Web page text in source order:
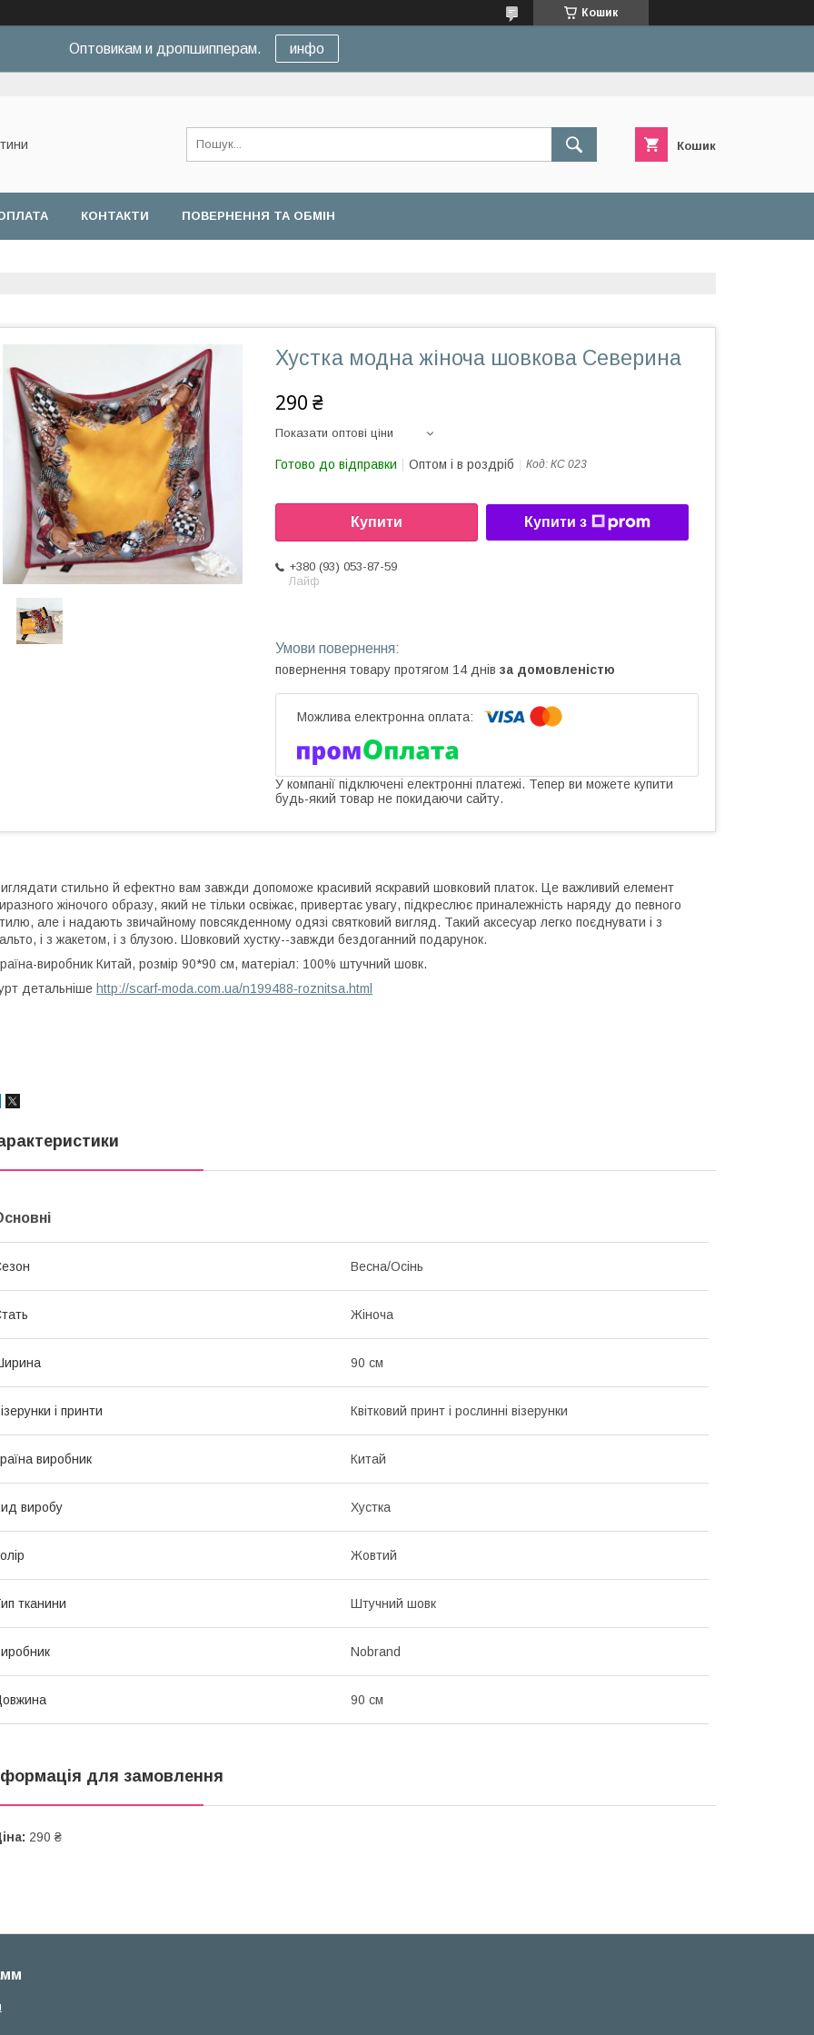
Кошик
Оптовикам и дропшипперам. инфо
Кошик
КОНТАКТИ ПОВЕРНЕННЯ ТА ОБМІН
Хустка модна жіноча шовкова Северина
290 ₴
Показати оптові ціни
Готово до відправки Оптом і в роздріб Код: КС 023
Купити Купити з
+380 (93) 053-87-59
Лайф
повернення товару протягом 14 днів за домовленістю
У компанії підключені електронні платежі. Тепер ви можете купити
будь-який товар не покидаючи сайту.
стильно й ефектно вам завжди допоможе красивий яскравий шовковий платок. Це важливий елемент
жіночого образу, який не тільки освіжає, привертає увагу, підкреслює приналежність наряду до певного
але і надають звичайному повсякденному одязі святковий вигляд. Такий аксесуар легко поєднувати і з
і з жакетом, і з блузою. Шовковий хустку--завжди бездоганний подарунок.
виробник Китай, розмір 90*90 см, матеріал: 100% штучний шовк.
детальніше http://scarf-moda.com.ua/n199488-roznitsa.html
Весна/Осінь
Жіноча
90 см
і принти Квітковий принт і рослинні візерунки
виробник Китай
виробу Хустка
Жовтий
тканини Штучний шовк
Nobrand
90 см
для замовлення
290 ₴